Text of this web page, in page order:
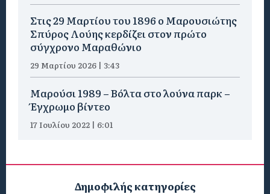
Στις 29 Μαρτίου του 1896 ο Μαρουσιώτης
Σπύρος Λούης κερδίζει στον πρώτο
σύγχρονο Μαραθώνιο
29 Μαρτίου 2026 | 3:43
Μαρούσι 1989 – Βόλτα στο λούνα παρκ –
Έγχρωμο βίντεο
17 Ιουλίου 2022 | 6:01
Δημοφιλής κατηγορίες